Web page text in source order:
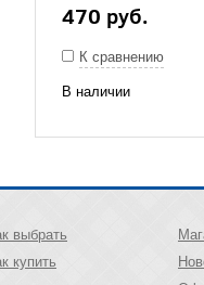
470 руб.
К сравнению
В наличии
выбрать
купить